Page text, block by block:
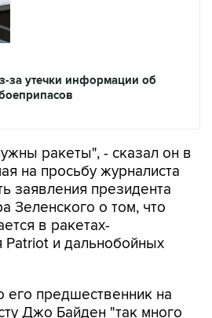
за утечки информации об
ракеты", - сказал он в
заявления президента
Зеленского о том, что
в ракетах-
Patriot и дальнобойных
предшественник на